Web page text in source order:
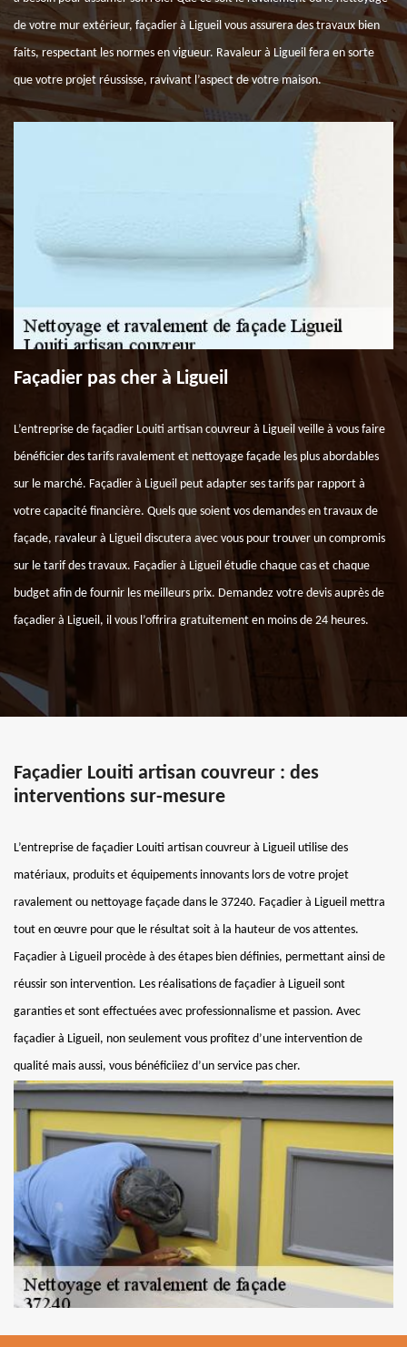
de votre mur extérieur, façadier à Ligueil vous assurera des travaux bien
faits, respectant les normes en vigueur. Ravaleur à Ligueil fera en sorte
que votre projet réussisse, ravivant l’aspect de votre maison.
Façadier pas cher à Ligueil
L’entreprise de façadier Louiti artisan couvreur à Ligueil veille à vous faire
bénéficier des tarifs ravalement et nettoyage façade les plus abordables
sur le marché. Façadier à Ligueil peut adapter ses tarifs par rapport à
votre capacité financière. Quels que soient vos demandes en travaux de
façade, ravaleur à Ligueil discutera avec vous pour trouver un compromis
sur le tarif des travaux. Façadier à Ligueil étudie chaque cas et chaque
budget afin de fournir les meilleurs prix. Demandez votre devis auprès de
façadier à Ligueil, il vous l’offrira gratuitement en moins de 24 heures.
Façadier Louiti artisan couvreur : des
interventions sur-mesure
L’entreprise de façadier Louiti artisan couvreur à Ligueil utilise des
matériaux, produits et équipements innovants lors de votre projet
ravalement ou nettoyage façade dans le 37240. Façadier à Ligueil mettra
tout en œuvre pour que le résultat soit à la hauteur de vos attentes.
Façadier à Ligueil procède à des étapes bien définies, permettant ainsi de
réussir son intervention. Les réalisations de façadier à Ligueil sont
garanties et sont effectuées avec professionnalisme et passion. Avec
façadier à Ligueil, non seulement vous profitez d’une intervention de
qualité mais aussi, vous bénéficiiez d’un service pas cher.